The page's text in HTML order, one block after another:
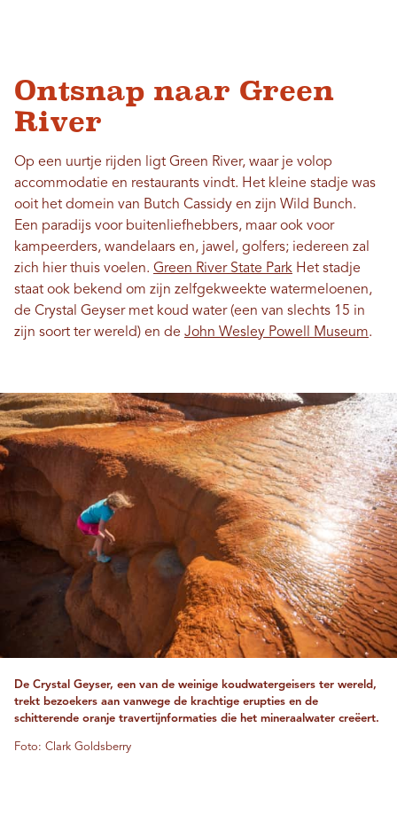
Ontsnap naar Green
River
Op een uurtje rijden ligt Green River, waar je volop
accommodatie en restaurants vindt. Het kleine stadje was
ooit het domein van Butch Cassidy en zijn Wild Bunch.
Een paradijs voor buitenliefhebbers, maar ook voor
kampeerders, wandelaars en, jawel, golfers; iedereen zal
zich hier thuis voelen. Green River State Park Het stadje
staat ook bekend om zijn zelfgekweekte watermeloenen,
de Crystal Geyser met koud water (een van slechts 15 in
zijn soort ter wereld) en de John Wesley Powell Museum.
De Crystal Geyser, een van de weinige koudwatergeisers ter wereld,
trekt bezoekers aan vanwege de krachtige erupties en de
schitterende oranje travertijnformaties die het mineraalwater creëert.
Foto: Clark Goldsberry